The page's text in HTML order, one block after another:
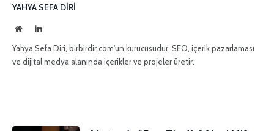
YAHYA SEFA DIRI
İnternetLinkedIn
Yahya Sefa Diri, birbirdir.com'un kurucusudur. SEO, içerik pazarlaması
ve dijital medya alanında içerikler ve projeler üretir.